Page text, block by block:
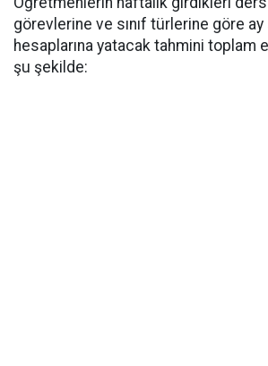
görevlerine ve sınıf türlerine göre
hesaplarına yatacak tahmini toplam
şu şekilde: